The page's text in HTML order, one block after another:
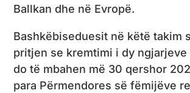
Ballkan dhe në Evropë.
Bashkëbiseduesit në këtë takim
pritjen se kremtimi i dy ngjarjeve
do të mbahen më 30 qershor
para Përmendores së fëmijëve